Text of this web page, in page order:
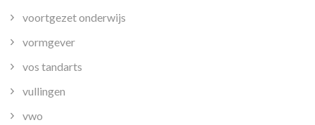
voortgezet onderwijs
vormgever
vos tandarts
vullingen
vwo